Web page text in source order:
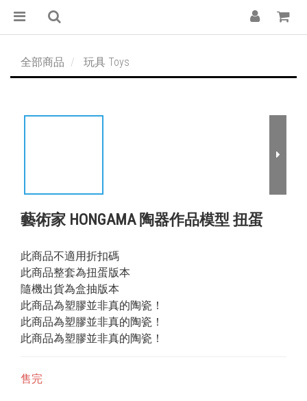
全部商品 玩具 Toys
藝術家 HONGAMA 陶器作品模型 扭蛋
此商品不適用折扣碼
此商品整套為扭蛋版本
隨機出貨為盒抽版本
此商品為塑膠並非真的陶瓷！
此商品為塑膠並非真的陶瓷！
此商品為塑膠並非真的陶瓷！
售完